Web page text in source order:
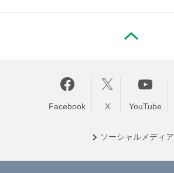
Facebook X YouTube
ソーシャル メディア